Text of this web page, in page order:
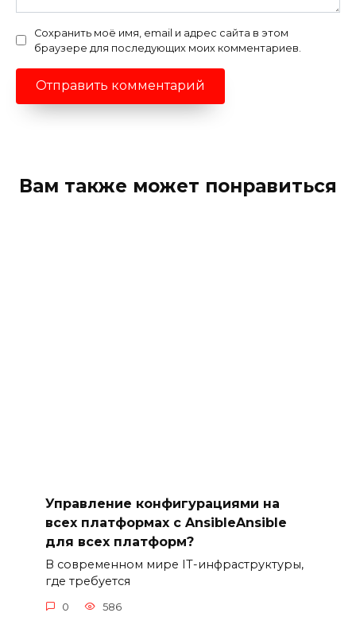
Сохранить моё имя, email и адрес сайта в этом
браузере для последующих моих комментариев.
Вам также может понравиться
Управление конфигурациями на
всех платформах с AnsibleAnsible
для всех платформ?
В современном мире IT-инфраструктуры,
где требуется
0 586